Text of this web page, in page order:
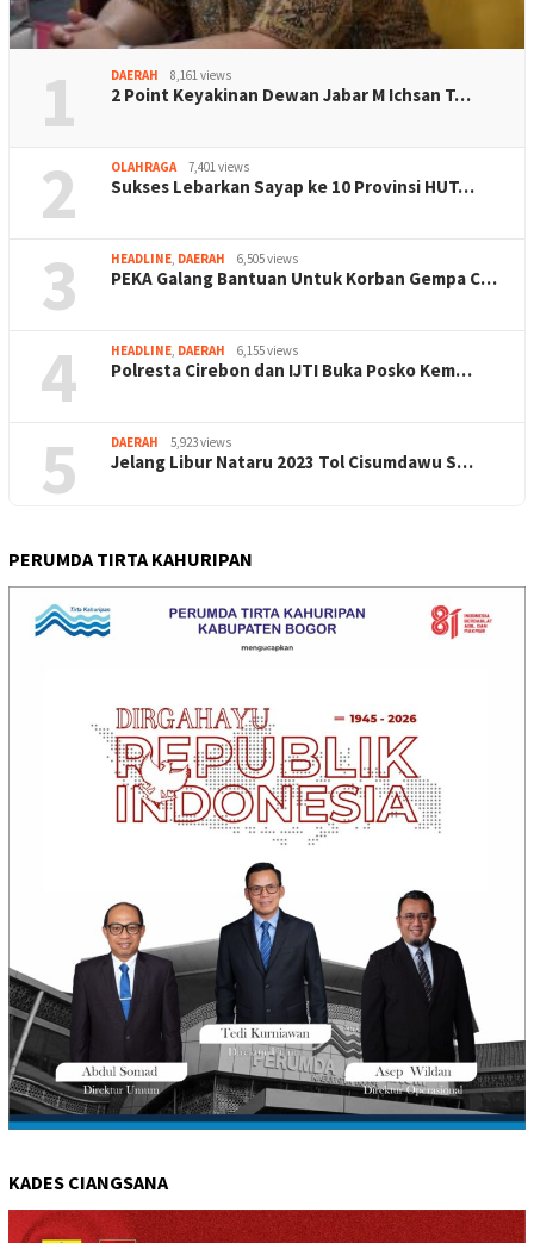
1 DAERAH 8,161 views
2 Point Keyakinan Dewan Jabar M Ichsan T…
2 OLAHRAGA 7,401 views
Sukses Lebarkan Sayap ke 10 Provinsi HUT…
3 HEADLINE DAERAH 6,505 views
PEKA Galang Bantuan Untuk Korban Gempa C…
4 HEADLINE DAERAH 6,155 views
Polresta Cirebon dan IJTI Buka Posko Kem…
5 DAERAH 5,923 views
Jelang Libur Nataru 2023 Tol Cisumdawu S…
PERUMDA TIRTA KAHURIPAN
KADES CIANGSANA